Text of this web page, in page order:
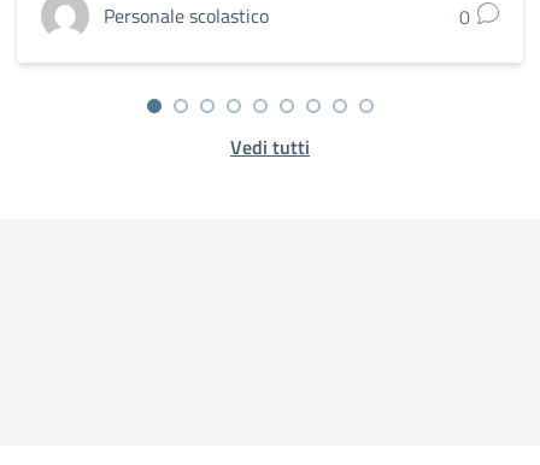
Personale scolastico 0
Vedi tutti